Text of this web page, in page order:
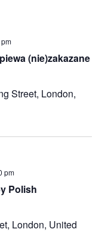
(nie)zakazane
Street, London,
Polish
pm
London, United